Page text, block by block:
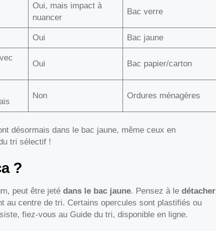
Oui, mais impact à
nuancer
Bac verre
Oui Bac jaune
Oui Bac papier/carton
Non Ordures ménagères
désormais dans le bac jaune, même ceux en
tri sélectif !
?
peut être jeté dans le bac jaune. Pensez à le détacher
au centre de tri. Certains opercules sont plastifiés ou
fiez-vous au Guide du tri, disponible en ligne.